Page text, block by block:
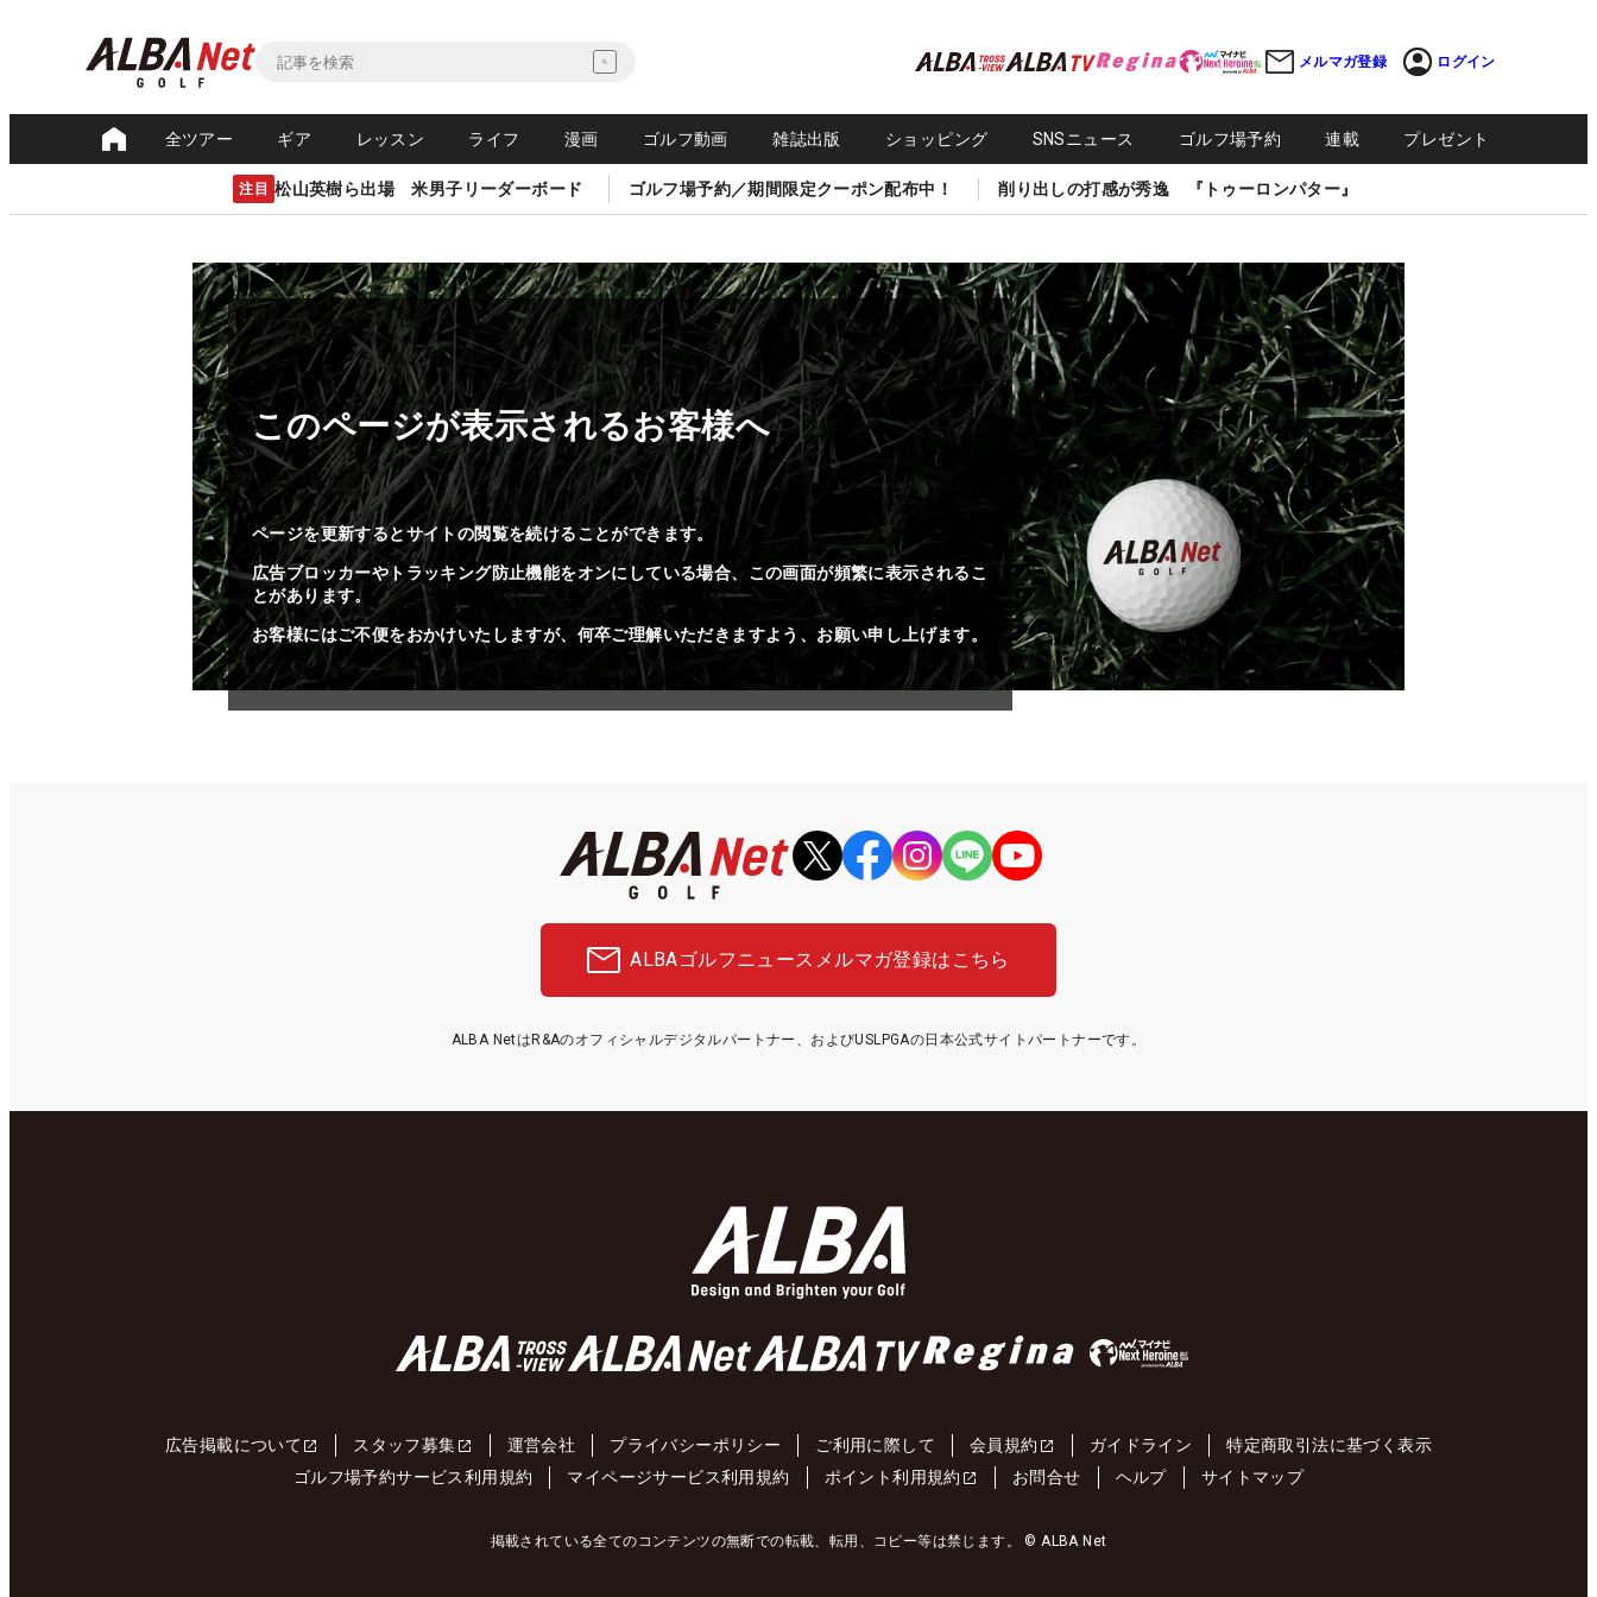
メルマガ登録 ログイン
全ツアー ギア レッスン ライフ 漫画 ゴルフ動画 雑誌出版 ショッピング SNSニュース ゴルフ場予約 連載 プレゼント
注目 松山英樹ら出場 米男子リーダーボード ゴルフ場予約／期間限定クーポン配布中！ 削り出しの打感が秀逸 『トゥーロンパター』
このページが表示されるお客様へ
ページを更新するとサイトの閲覧を続けることができます。
広告ブロッカーやトラッキング防止機能をオンにしている場合、この画面が頻繁に表示されるこ
とがあります。
お客様にはご不便をおかけいたしますが、何卒ご理解いただきますよう、お願い申し上げます。
ALBAゴルフニュース メルマガ登録はこちら
ALBA NetはR&Aのオフィシャルデジタルパートナー、およびUSLPGAの日本公式サイトパートナーです。
広告掲載について スタッフ募集 運営会社 プライバシーポリシー ご利用に際して 会員規約 ガイドライン
特定商取引法に基づく表示
ゴルフ場予約サービス利用規約
マイページサービス利用規約 ポイント利用規約 お問合せ ヘルプ サイトマップ
掲載されている全てのコンテンツの無断での転載、転用、コピー等は禁じます。 © ALBA Net